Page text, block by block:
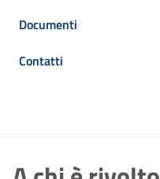
Documenti
Contatti